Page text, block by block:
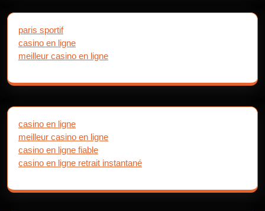
paris sportif
casino en ligne
meilleur casino en ligne
casino en ligne
meilleur casino en ligne
casino en ligne fiable
casino en ligne retrait instantané